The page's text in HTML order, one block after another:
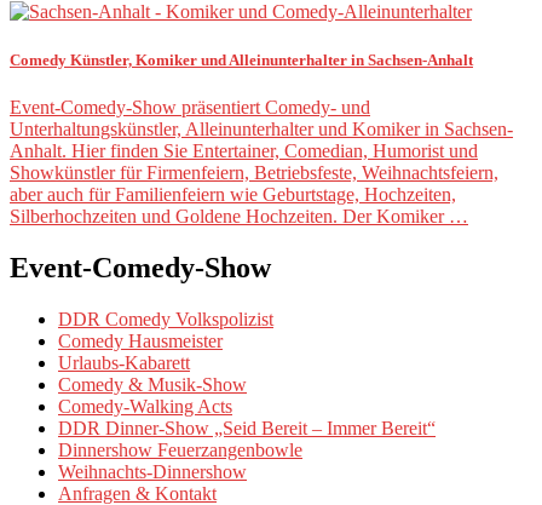
Comedy Künstler, Komiker und Alleinunterhalter in Sachsen-Anhalt
Event-Comedy-Show präsentiert Comedy- und
Unterhaltungskünstler, Alleinunterhalter und Komiker in Sachsen-
Anhalt. Hier finden Sie Entertainer, Comedian, Humorist und
Showkünstler für Firmenfeiern, Betriebsfeste, Weihnachtsfeiern,
aber auch für Familienfeiern wie Geburtstage, Hochzeiten,
Silberhochzeiten und Goldene Hochzeiten. Der Komiker …
Event-Comedy-Show
DDR Comedy Volkspolizist
Comedy Hausmeister
Urlaubs-Kabarett
Comedy & Musik-Show
Comedy-Walking Acts
DDR Dinner-Show „Seid Bereit – Immer Bereit“
Dinnershow Feuerzangenbowle
Weihnachts-Dinnershow
Anfragen & Kontakt